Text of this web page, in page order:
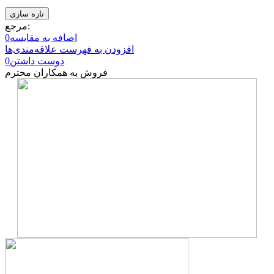
مرجع:
اضافه به مقایسه0
افزودن به فهرست علاقه‌مندی‌ها
دوست داشتن0
فروش به همکاران محترم